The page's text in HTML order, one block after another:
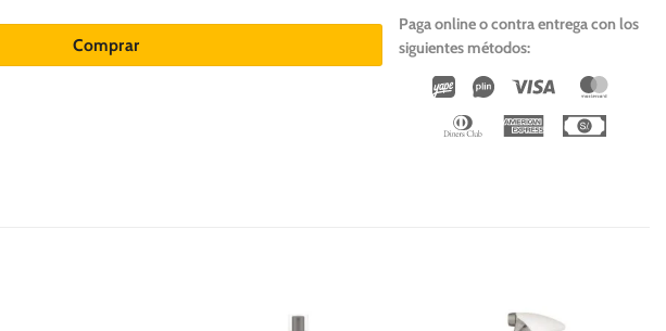
Comprar
Paga online o contra entrega con los
siguientes métodos:
Wirecard
Vipps Visa
Dinners
American